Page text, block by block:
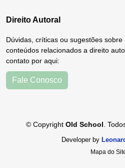
Direito Autoral
Dúvidas, críticas ou sugestões
conteúdos relacionados a direito
contato por aqui:
Fale Conosco
© Copyright Old School .
Developer by
Mapa do